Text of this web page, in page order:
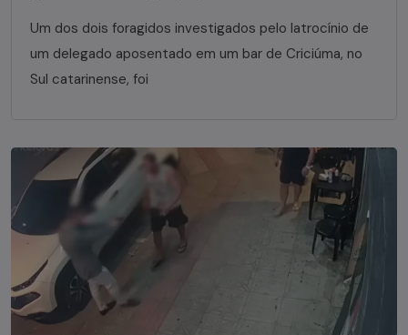
Um dos dois foragidos investigados pelo latrocínio de
um delegado aposentado em um bar de Criciúma, no
Sul catarinense, foi